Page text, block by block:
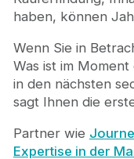
haben, können
Wenn Sie in
Was ist im
in den nächsten
sagt Ihnen die
Partner wie
Expertise in der